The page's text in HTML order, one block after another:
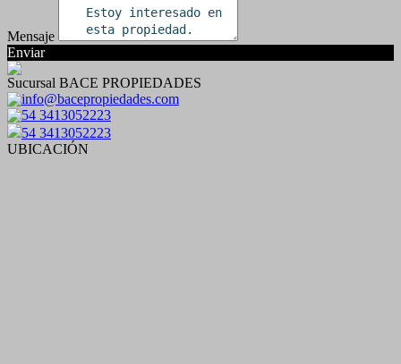
Mensaje
Enviar
Sucursal BACE PROPIEDADES
info@bacepropiedades.com
54 3413052223
54 3413052223
UBICACIÓN